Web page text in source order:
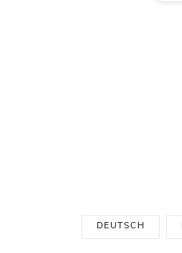
DEUTSCH